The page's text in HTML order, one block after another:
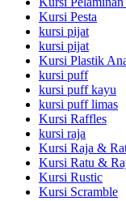
Kursi Pesta
kursi pijat
kursi pijat
Kursi Plastik
kursi puff
kursi puff kayu
kursi puff limas
Kursi Raffles
kursi raja
Kursi Raja &
Kursi Ratu &
Kursi Rustic
Kursi Scramble